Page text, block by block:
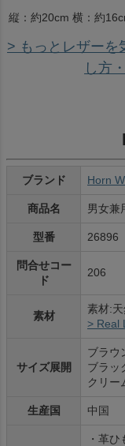
縦：約20cm 横：約
> もっとレザーを
し方
ブランド Horn
商品名 男女兼
型番 26896
問合せコー
ド
206
素材
素材:
> Real
サイズ展開
ブラウ
ブラッ
クリー
生産国 中国
・革